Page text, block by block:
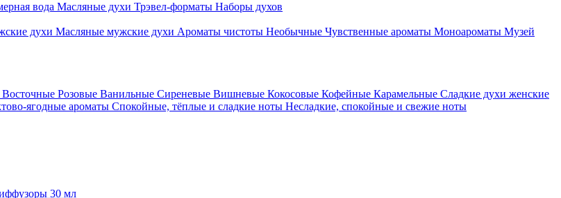
вода Масляные духи Трэвел-форматы Наборы духов
духи Масляные мужские духи Ароматы чистоты Необычные Чувственные ароматы Моноароматы Музей
Восточные Розовые Ванильные Сиреневые Вишневые Кокосовые Кофейные Карамельные Сладкие духи женские
ягодные ароматы Спокойные, тёплые и сладкие ноты Несладкие, спокойные и свежие ноты
30 мл